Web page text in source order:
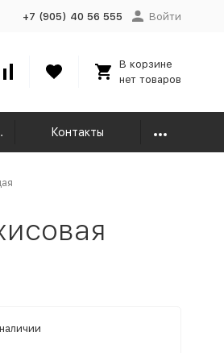
+7 (905) 40 56 555 Войти
В корзине
нет товаров
Контакты